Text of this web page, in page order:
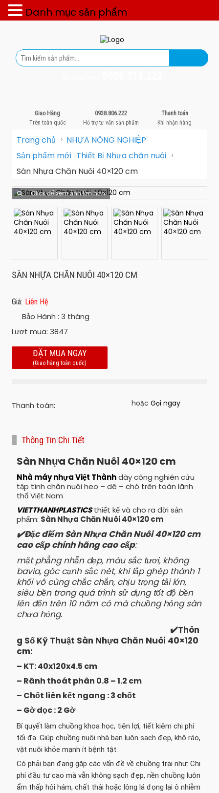
Giao Hàng
Trên toàn quốc
0938.806.222
Hỗ trợ tư vấn sản phẩm
Thanh toán
Khi nhận hàng
Trang chủ › NHỰA NÔNG NGHIỆP
Sản phẩm mới Thiết Bị Nhựa chăn nuôi ›
Sàn Nhựa Chăn Nuôi 40×120 cm
Click để xem ảnh lớn hơn
SÀN NHỰA CHĂN NUÔI 40×120 CM
Giá: Liên Hệ
Bảo Hành : 3 tháng
Lượt mua:3847
ĐẶT MUA NGAY
(Giao hàng toàn quốc)
Thanh toán: hoặcGọi ngay
Thông Tin Chi Tiết
Sàn Nhựa Chăn Nuôi 40×120 cm
Nhà máy nhựa Việt Thànhdày công nghiên cứu
tập tính chăn nuôi heo – dê – chó trên toàn lãnh
thổ Việt Nam
VIETTHANHPLASTICSthiết kế và cho ra đời sản
phẩm: Sàn Nhựa Chăn Nuôi 40×120 cm
✔️Đặc điểm Sàn Nhựa Chăn Nuôi 40×120 cm
cao cấp chính hãng cao cấp:
mặt phẳng nhẵn đẹp, màu sắc tươi, không
bavia, góc cạnh sắc nét, khi lắp ghép thành 1
khối vô cùng chắc chắn, chịu trọng tải lớn,
siêu bền trong quá trình sử dụng tốt độ bền
lên đến trên 10 năm có mà chuồng hỏng sàn
chưa hỏng.
✔️Thôn
g Số Kỹ Thuật Sàn Nhựa Chăn Nuôi 40×120
cm:
– KT: 40x120x4.5 cm
– Rãnh thoát phân 0.8 – 1.2 cm
– Chốt liên kết ngang : 3 chốt
– Gờ dọc : 2 Gờ
Bí quyết làm chuồng khoa học, tiện lợi, tiết kiệm chi phí
tối đa. Giúp chuồng nuôi nhà bạn luôn sạch đẹp, khô ráo,
vật nuôi khỏe mạnh ít bệnh tật.
Có phải bạn đang gặp các vấn đề về chuồng trại như: Chi
phí đầu tư cao mà vẫn không sạch đẹp, nền chuồng luôn
ẩm thấp hôi hám, chất thải hoặc lông lá đọng lại ô nhiễm
Danh mục sản phẩm